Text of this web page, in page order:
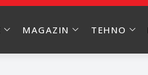
MAGAZIN TEHNO